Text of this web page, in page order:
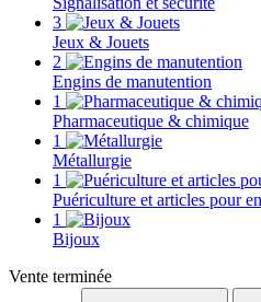
3
Jeux & Jouets
2
Engins de manutention
1
Pharmaceutique & chimique
1
Métallurgie
1
Puériculture et articles pour
1
Bijoux
Vente terminée